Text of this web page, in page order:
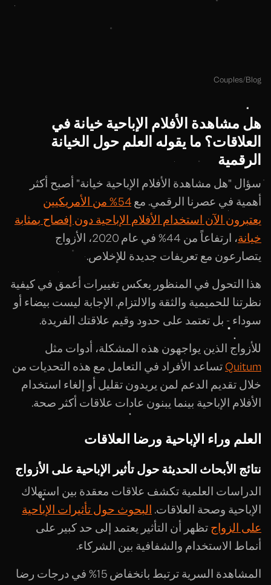
Blog
/
Couples
هل مشاهدة الأفلام الإباحية خيانة في
العلاقات؟ ما يقوله العلم حول الخيانة
الرقمية
سؤال "هل مشاهدة الأفلام الإباحية خيانة" أصبح أكثر
أهمية في عصرنا الرقمي. مع
54% من الأمريكيين
يعتبرون الآن استخدام الأفلام الإباحية دون إفصاح بمثابة
خيانة
، ارتفاعاً من 44% في عام 2020، الأزواج
يتصارعون مع تعريفات جديدة للإخلاص.
هذا التحول في المنظور يعكس تغييرات أعمق في كيفية
نظرتنا للحميمية والثقة والالتزام. الإجابة ليست بيضاء أو
سوداء - بل تعتمد على حدود وقيم علاقتك الفريدة.
للأزواج الذين يواجهون هذه المشكلة، أدوات مثل
Quitum تساعد الأفراد في التعامل مع هذه التحديات من
خلال تقديم الدعم لمن يريدون تقليل أو إلغاء استخدام
الأفلام الإباحية بينما يبنون عادات علاقات أكثر صحة.
العلم وراء الإباحية ورضا العلاقات
نتائج الأبحاث الحديثة حول تأثير الإباحية على الأزواج
الدراسات العلمية تكشف علاقات معقدة بين استهلاك
الإباحية وصحة العلاقات. البحوث حول تأثيرات الإباحية
على الزواج تظهر أن التأثير يعتمد إلى حد كبير على
أنماط الاستخدام والشفافية بين الشركاء.
المشاهدة السرية ترتبط بانخفاض 15% في درجات رضا